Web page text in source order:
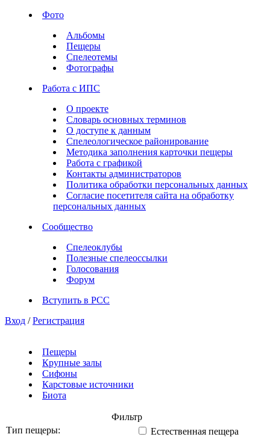
Фото
Альбомы
Пещеры
Спелеотемы
Фотографы
Работа с ИПС
О проекте
Словарь основных терминов
О доступе к данным
Спелеологическое районирование
Методика заполнения карточки пещеры
Работа с графикой
Контакты администраторов
Политика обработки персональных данных
Согласие посетителя сайта на обработку
персональных данных
Сообщество
Спелеоклубы
Полезные спелеоссылки
Голосования
Форум
Вступить в РСС
Вход / Регистрация
Пещеры
Крупные залы
Сифоны
Карстовые источники
Биота
Фильтр
Тип пещеры:
Естественная пещера